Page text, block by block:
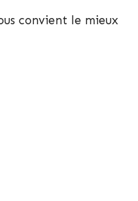
convient le mieux